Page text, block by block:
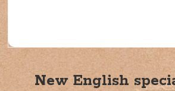
New English